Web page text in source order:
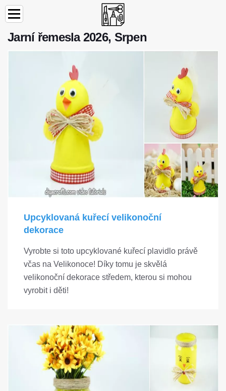
Jarní řemesla 2026, Srpen
Upcyklovaná kuřecí velikonoční
dekorace
Vyrobte si toto upcyklované kuřecí plavidlo právě
včas na Velikonoce! Díky tomu je skvělá
velikonoční dekorace středem, kterou si mohou
vyrobit i děti!